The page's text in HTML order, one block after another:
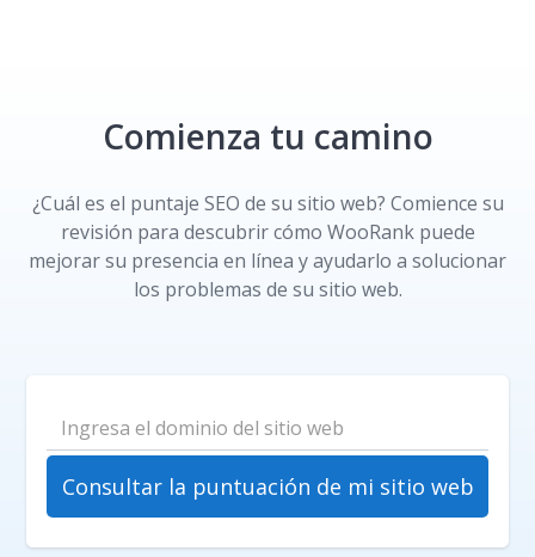
Comienza tu camino
¿Cuál es el puntaje SEO de su sitio web? Comience su
revisión para descubrir cómo WooRank puede
mejorar su presencia en línea y ayudarlo a solucionar
los problemas de su sitio web.